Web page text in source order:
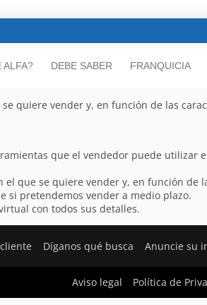
ALFA? DEBE SABER FRANQUICIA
quiere vender y, en función de las
que el vendedor puede utilizar
el que se quiere vender y, en función de
si pretendemos vender a medio plazo.
con todos sus detalles.
Díganos qué busca Anuncie su
Aviso legal Política de